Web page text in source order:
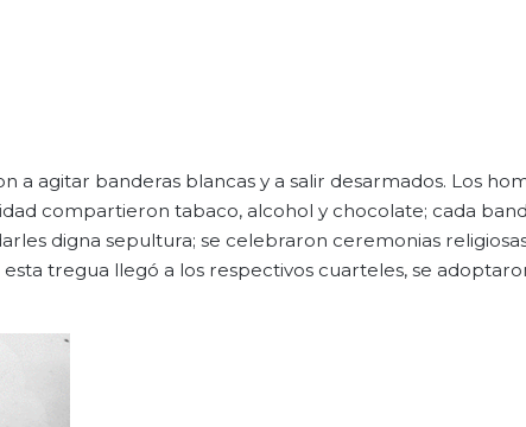
a agitar banderas blancas y a salir desarmados. Los
compartieron tabaco, alcohol y chocolate; cada
digna sepultura; se celebraron ceremonias
tregua llegó a los respectivos cuarteles, se